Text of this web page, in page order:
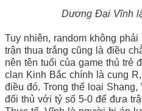
Dương Đại Vĩnh
Tuy nhiên, random không
trận thua trắng cũng là điều
nên tên tuổi của game thủ trẻ
clan Kinh Bắc chính là cung
điều đó. Trong thể loại
đối thủ với tỷ số 5-0 để đưa